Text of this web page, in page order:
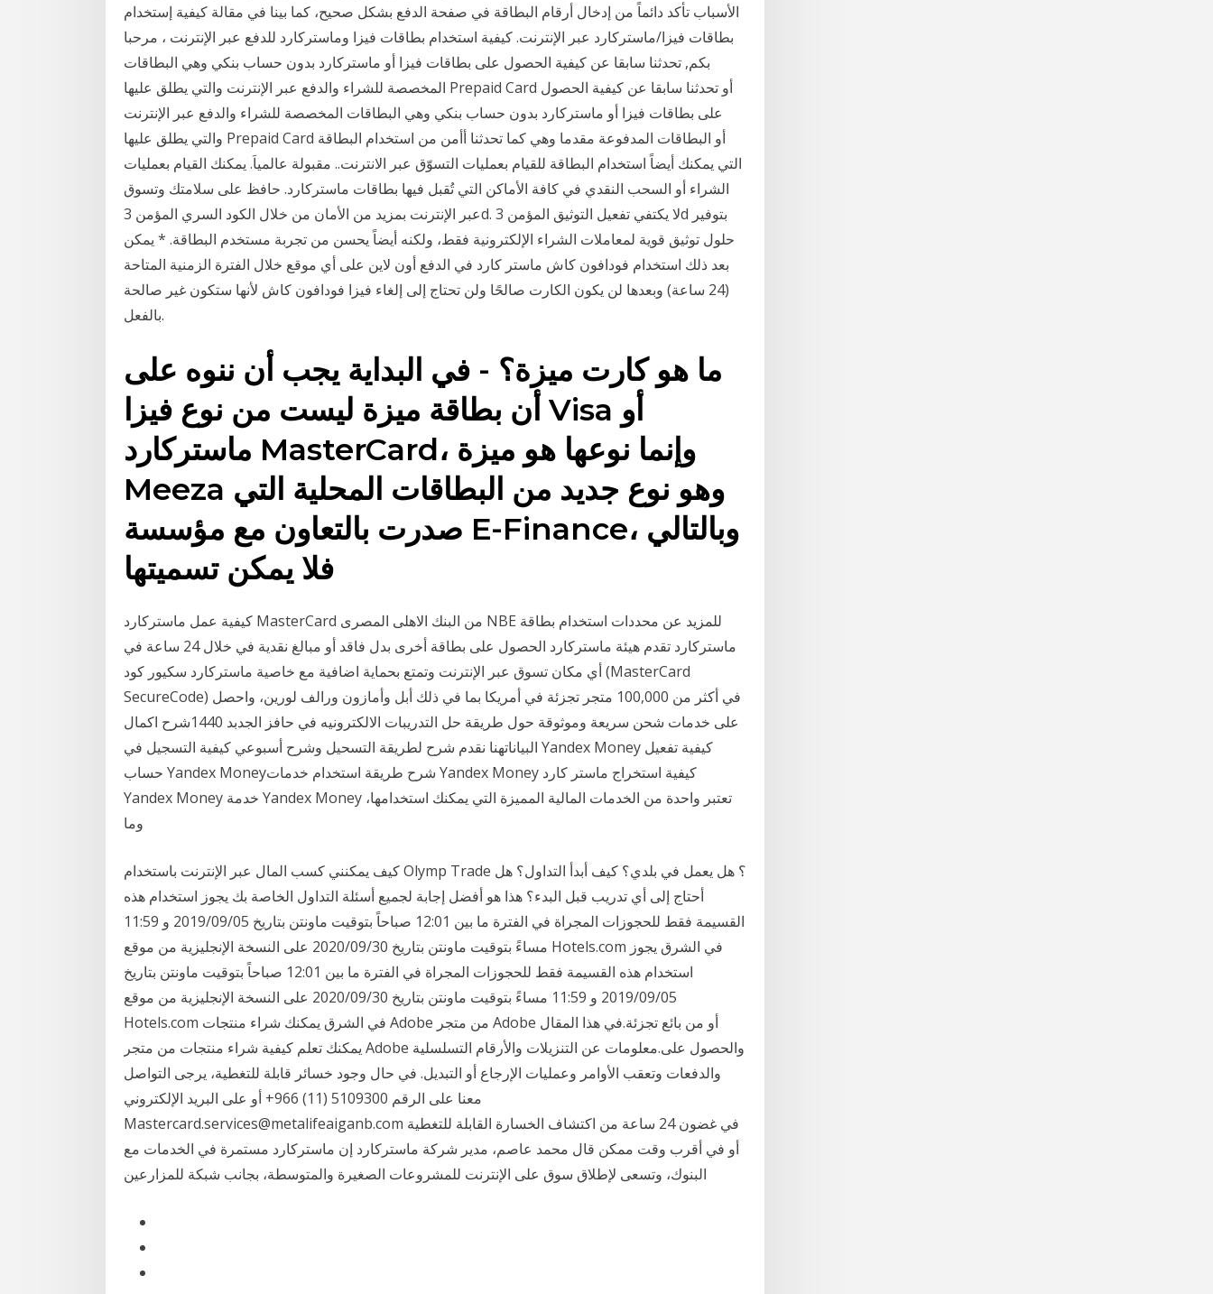
الأسباب تأكد دائماً من إدخال أرقام البطاقة في صفحة الدفع بشكل صحيح، كما بينا في مقالة كيفية إستخدام
بطاقات فيزا/ماستركارد عبر الإنترنت. كيفية استخدام بطاقات فيزا وماستركارد للدفع عبر الإنترنت ، مرحبا
بكم, تحدثنا سابقا عن كيفية الحصول على بطاقات فيزا أو ماستركارد بدون حساب بنكي وهي البطاقات
المخصصة للشراء والدفع عبر الإنترنت والتي يطلق عليها Prepaid Card أو تحدثنا سابقا عن كيفية الحصول
على بطاقات فيزا أو ماستركارد بدون حساب بنكي وهي البطاقات المخصصة للشراء والدفع عبر الإنترنت
والتي يطلق عليها Prepaid Card أو البطاقات المدفوعة مقدما وهي كما تحدثنا أأمن من استخدام البطاقة
التي يمكنك أيضاً استخدام البطاقة للقيام بعمليات التسوّق عبر الانترنت.. مقبولة عالمياَ. يمكنك القيام بعمليات
الشراء أو السحب النقدي في كافة الأماكن التي تُقبل فيها بطاقات ماستركارد. حافظ على سلامتك وتسوق
عبر الإنترنت بمزيد من الأمان من خلال الكود السري المؤمن 3d. لا يكتفي تفعيل التوثيق المؤمن 3d بتوفير
حلول توثيق قوية لمعاملات الشراء الإلكترونية فقط، ولكنه أيضاً يحسن من تجربة مستخدم البطاقة. * يمكن
بعد ذلك استخدام فودافون كاش ماستر كارد في الدفع أون لاين على أي موقع خلال الفترة الزمنية المتاحة
(24 ساعة) وبعدها لن يكون الكارت صالحًا ولن تحتاج إلى إلغاء فيزا فودافون كاش لأنها ستكون غير صالحة
بالفعل.
ما هو كارت ميزة؟ - في البداية يجب أن ننوه على
أن بطاقة ميزة ليست من نوع فيزا Visa أو
ماستركارد MasterCard، وإنما نوعها هو ميزة
Meeza وهو نوع جديد من البطاقات المحلية التي
صدرت بالتعاون مع مؤسسة E-Finance، وبالتالي
فلا يمكن تسميتها
كيفية عمل ماستركارد MasterCard من البنك الاهلى المصرى NBE للمزيد عن محددات استخدام بطاقة
ماستركارد تقدم هيئة ماستركارد الحصول على بطاقة أخرى بدل فاقد أو مبالغ نقدية في خلال 24 ساعة في
أي مكان تسوق عبر الإنترنت وتمتع بحماية اضافية مع خاصية ماستركارد سكيور كود (MasterCard
SecureCode) في أكثر من 100,000 متجر تجزئة في أمريكا بما في ذلك أبل وأمازون ورالف لورين، واحصل
على خدمات شحن سريعة وموثوقة حول طريقة حل التدريبات الالكترونيه في حافز الجدبد 1440شرح اكمال
البياناتهنا نقدم شرح لطريقة التسحيل وشرح أسبوعي كيفية التسجيل في Yandex Money كيفية تفعيل
حساب Yandex Moneyشرح طريقة استخدام خدمات Yandex Money كيفية استخراج ماستر كارد
Yandex Money خدمة Yandex Money تعتبر واحدة من الخدمات المالية المميزة التي يمكنك استخدامها،
وما
كيف يمكنني كسب المال عبر الإنترنت باستخدام Olymp Trade ؟ هل يعمل في بلدي؟ كيف أبدأ التداول؟ هل
أحتاج إلى أي تدريب قبل البدء؟ هذا هو أفضل إجابة لجميع أسئلة التداول الخاصة بك يجوز استخدام هذه
القسيمة فقط للحجوزات المجراة في الفترة ما بين 12:01 صباحاً بتوقيت ماونتن بتاريخ 2019/09/05 و 11:59
مساءً بتوقيت ماونتن بتاريخ 2020/09/30 على النسخة الإنجليزية من موقع Hotels.com في الشرق يجوز
استخدام هذه القسيمة فقط للحجوزات المجراة في الفترة ما بين 12:01 صباحاً بتوقيت ماونتن بتاريخ
2019/09/05 و 11:59 مساءً بتوقيت ماونتن بتاريخ 2020/09/30 على النسخة الإنجليزية من موقع
Hotels.com في الشرق يمكنك شراء منتجات Adobe من متجر Adobe أو من بائع تجزئة.في هذا المقال
يمكنك تعلم كيفية شراء منتجات من متجر Adobe والحصول على.معلومات عن التنزيلات والأرقام التسلسلية
والدفعات وتعقب الأوامر وعمليات الإرجاع أو التبديل. في حال وجود خسائر قابلة للتغطية، يرجى التواصل
معنا على الرقم 5109300 (11) 966+ أو على البريد الإلكتروني
Mastercard.services@metalifeaiganb.com في غضون 24 ساعة من اكتشاف الخسارة القابلة للتغطية
أو في أقرب وقت ممكن قال محمد عاصم، مدير شركة ماستركارد إن ماستركارد مستمرة في الخدمات مع
البنوك، وتسعى لإطلاق سوق على الإنترنت للمشروعات الصغيرة والمتوسطة، بجانب شبكة للمزارعين